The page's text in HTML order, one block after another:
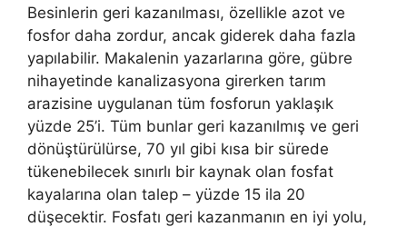
Besinlerin geri kazanılması, özellikle azot ve
fosfor daha zordur, ancak giderek daha fazla
yapılabilir. Makalenin yazarlarına göre, gübre
nihayetinde kanalizasyona girerken tarım
arazisine uygulanan tüm fosforun yaklaşık
yüzde 25’i. Tüm bunlar geri kazanılmış ve geri
dönüştürülürse, 70 yıl gibi kısa bir sürede
tükenebilecek sınırlı bir kaynak olan fosfat
kayalarına olan talep – yüzde 15 ila 20
düşecektir. Fosfatı geri kazanmanın en iyi yolu,